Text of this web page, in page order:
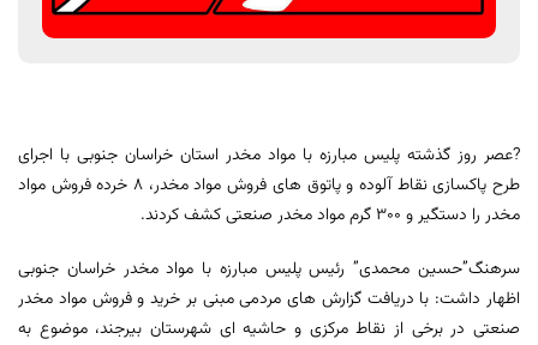
?عصر روز گذشته پلیس مبارزه با مواد مخدر استان خراسان جنوبی با اجرای
طرح پاکسازی نقاط آلوده و پاتوق های فروش مواد مخدر، 8 خرده فروش مواد
مخدر را دستگیر و 300 گرم مواد مخدر صنعتی کشف کردند.
سرهنگ”حسین محمدی” رئیس پلیس مبارزه با مواد مخدر خراسان جنوبی
اظهار داشت: با دریافت گزارش های مردمی مبنی بر خرید و فروش مواد مخدر
صنعتی در برخی از نقاط مرکزی و حاشیه ای شهرستان بیرجند، موضوع به